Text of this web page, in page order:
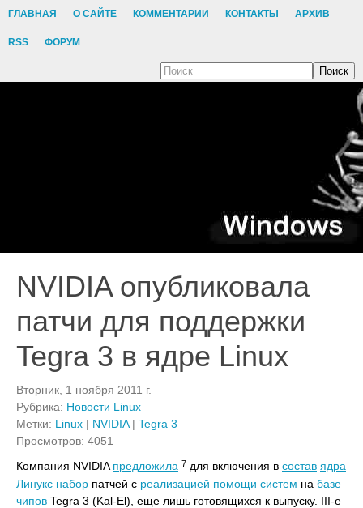
ГЛАВНАЯ О САЙТЕ КОММЕНТАРИИ КОНТАКТЫ АРХИВ
RSS ФОРУМ
Поиск
NVIDIA опубликовала
патчи для поддержки
Tegra 3 в ядре Linux
Вторник, 1 ноября 2011 г.
Рубрика: Новости Linux
Метки: Linux | NVIDIA| Tegra 3
Просмотров: 4051
Компания NVIDIA предложила 7 для включения в состав ядра
Линукс набор патчей с реализацией помощи систем на базе
чипов Tegra 3 (Kal-El), еще лишь готовящихся к выпуску. III-е